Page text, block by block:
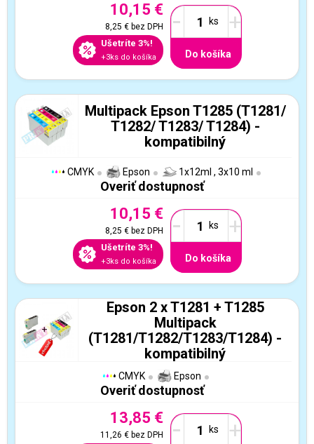
10,15 €
8,25 €bez DPH
Ušetríte 3%!
+3ks do košíka
- +
Do košíka
Multipack Epson T1285 (T1281/
T1282/ T1283/ T1284) -
kompatibilný
CMYK Epson 1x12ml , 3x10 ml
Overiť dostupnosť
10,15 €
8,25 €bez DPH
Ušetríte 3%!
+3ks do košíka
- +
Do košíka
Epson 2 x T1281 + T1285
Multipack
(T1281/T1282/T1283/T1284) -
kompatibilný
CMYK Epson
Overiť dostupnosť
13,85 €
11,26 €bez DPH - +